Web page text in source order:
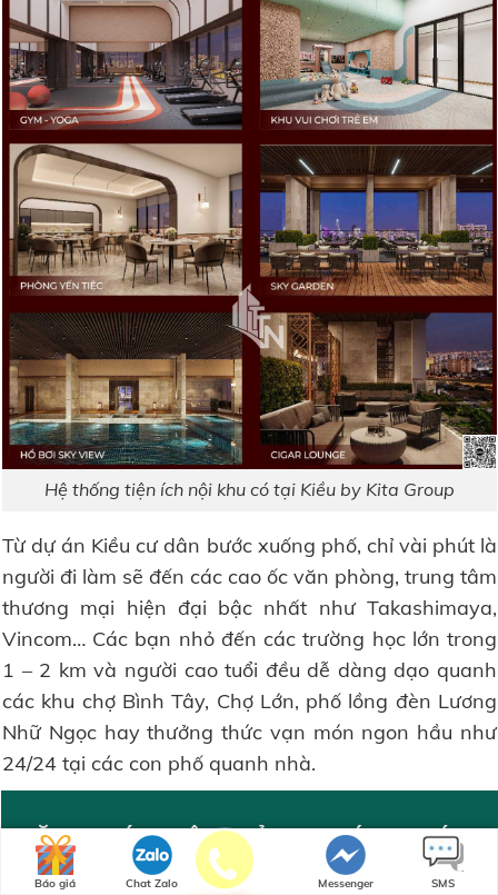
Hệ thống tiện ích nội khu có tại Kiều by Kita Group
Từ dự án Kiều cư dân bước xuống phố, chỉ vài phút là
người đi làm sẽ đến các cao ốc văn phòng, trung tâm
thương mại hiện đại bậc nhất như Takashimaya,
Vincom… Các bạn nhỏ đến các trường học lớn trong
1 – 2 km và người cao tuổi đều dễ dàng dạo quanh
các khu chợ Bình Tây, Chợ Lớn, phố lồng đèn Lương
Nhữ Ngọc hay thưởng thức vạn món ngon hầu như
24/24 tại các con phố quanh nhà.
ĐĂNG KÝ NHẬN BẢNG GIÁ & CHÍNH
SÁCH MỚI NHẤT
Báo giá Chat Zalo Messenger SMS